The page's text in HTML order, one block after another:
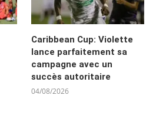
Caribbean Cup: Violette
lance parfaitement sa
campagne avec un
succès autoritaire
04/08/2026